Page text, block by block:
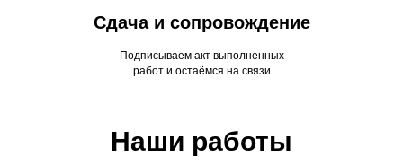
Сдача и сопровождение
Подписываем акт выполненных
работ и остаёмся на связи
Наши работы